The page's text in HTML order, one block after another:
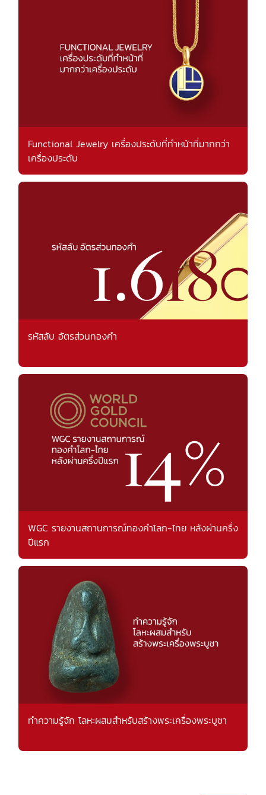
Functional Jewelry เครื่องประดับที่ทำหน้าที่มากกว่า
เครื่องประดับ
รหัสลับ อัตรส่วนทองคำ
WGC รายงานสถานการณ์ทองคำโลก-ไทย หลังผ่านครึ่ง
ปีแรก
ทำความรู้จัก โลหะผสมสำหรับสร้างพระเครื่องพระบูชา